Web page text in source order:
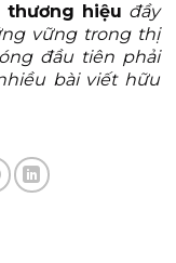
thương hiệu đầy
vững trong thị
đầu tiên phải
bài viết hữu